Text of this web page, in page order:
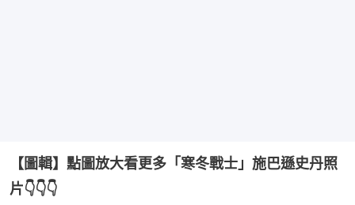
【圖輯】點圖放大看更多「寒冬戰士」施巴遜史丹照
片👇👇👇